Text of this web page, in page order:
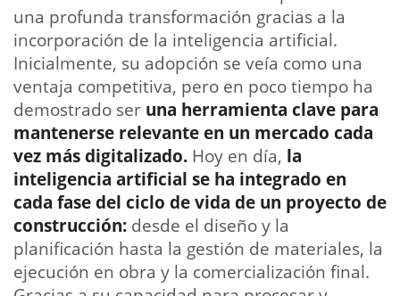
una profunda transformación gracias a la
incorporación de la inteligencia artificial.
Inicialmente, su adopción se veía como una
ventaja competitiva, pero en poco tiempo ha
demostrado ser una herramienta clave para
mantenerse relevante en un mercado cada
vez más digitalizado. Hoy en día, la
inteligencia artificial se ha integrado en
cada fase del ciclo de vida de un proyecto de
construcción: desde el diseño y la
planificación hasta la gestión de materiales, la
ejecución en obra y la comercialización final.